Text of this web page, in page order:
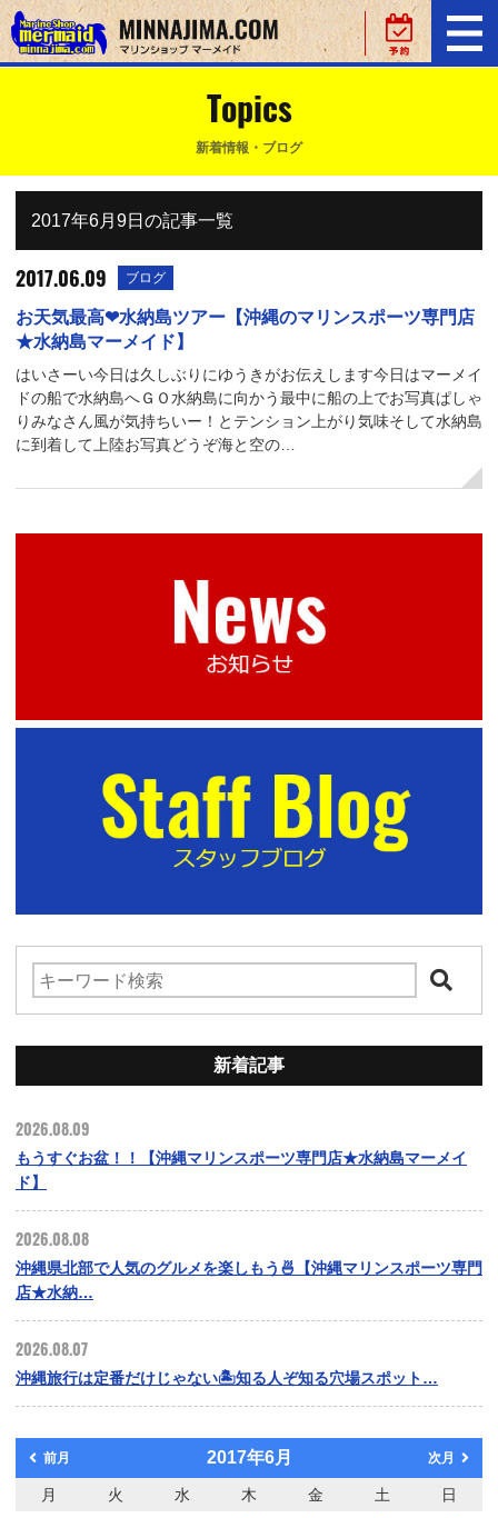
Topics
新着情報・ブログ
2017年6月9日の記事一覧
2017.06.09 ブログ
お天気最高❤水納島ツアー【沖縄のマリンスポーツ専門店
★水納島マーメイド】
はいさーい今日は久しぶりにゆうきがお伝えします今日はマーメイ
ドの船で水納島へＧＯ水納島に向かう最中に船の上でお写真ぱしゃ
りみなさん風が気持ちいー！とテンション上がり気味そして水納島
に到着して上陸お写真どうぞ海と空の…
新着記事
2026.08.09
もうすぐお盆！！【沖縄マリンスポーツ専門店★水納島マーメイ
ド】
2026.08.08
沖縄県北部で人気のグルメを楽しもう🍜【沖縄マリンスポーツ専門
店★水納…
2026.08.07
沖縄旅行は定番だけじゃない🏝️知る人ぞ知る穴場スポット…
前月 2017年6月 次月
月 火 水 木 金 土
日